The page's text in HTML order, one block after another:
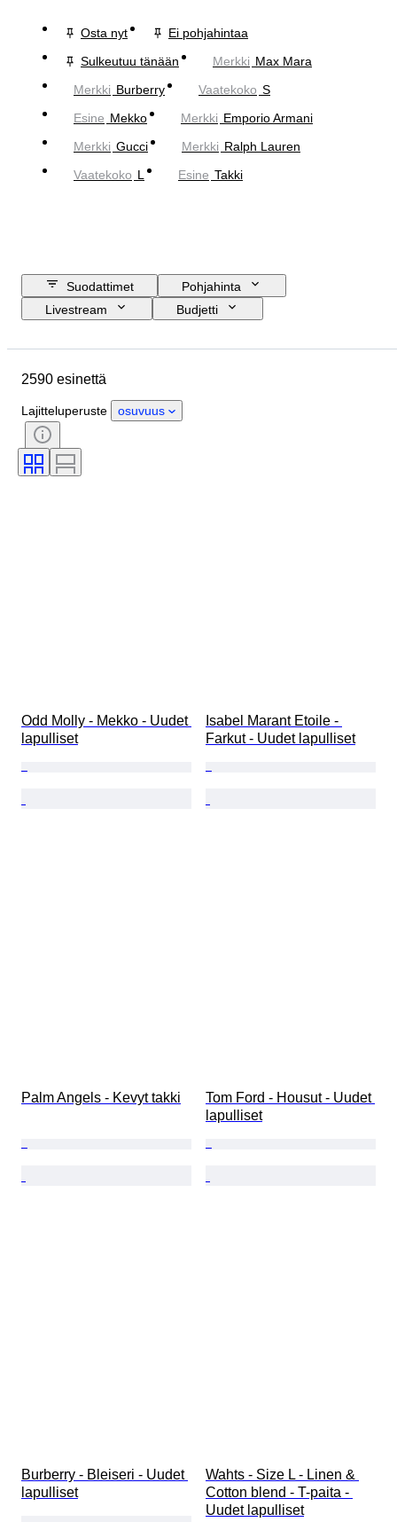
Osta nyt
Ei pohjahintaa
Sulkeutuu tänään
Merkki Max Mara
Merkki Burberry Vaatekoko S
Esine Mekko Merkki Emporio Armani
Merkki Gucci Merkki Ralph Lauren
Vaatekoko L Esine Takki
Suodattimet
Pohjahinta
Livestream
Budjetti
Materiaali
Tyylisuuntaus
Väri
Vaatekoko
Esineen koko
Kuosi
2590 esinettä
Lajitteluperuste osuvuus
Odd Molly - Mekko - Uudet
lapulliset
Isabel Marant Etoile -
Farkut - Uudet lapulliset
Palm Angels - Kevyt takki
Tom Ford - Housut - Uudet
lapulliset
Burberry - Bleiseri - Uudet
lapulliset
Wahts - Size L - Linen &
Cotton blend - T-paita -
Uudet lapulliset